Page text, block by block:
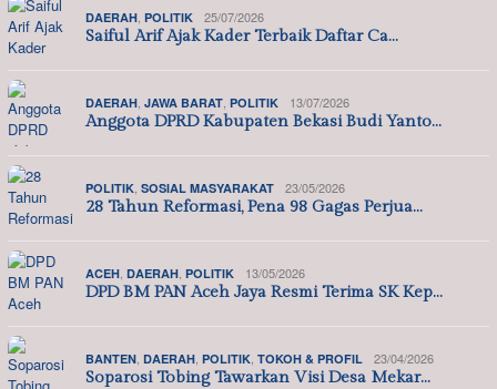
DAERAH POLITIK 25/07/2026
Saiful Arif Ajak Kader Terbaik Daftar Ca…
DAERAH JAWA BARAT POLITIK 13/07/2026
Anggota DPRD Kabupaten Bekasi Budi Yanto…
POLITIK SOSIAL MASYARAKAT 23/05/2026
28 Tahun Reformasi, Pena 98 Gagas Perjua…
ACEH DAERAH POLITIK 13/05/2026
DPD BM PAN Aceh Jaya Resmi Terima SK Kep…
BANTEN DAERAH POLITIK TOKOH & PROFIL 23/04/2026
Soparosi Tobing Tawarkan Visi Desa Mekar…